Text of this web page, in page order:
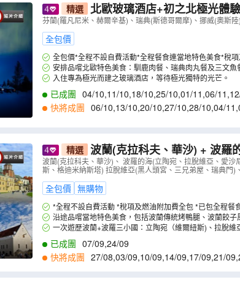
精選 北歐玻璃酒店+初之北極光體
之旅、一次過參觀市政廳、華莎戰船/露
德烈城堡
芬蘭(羅凡尼米、赫爾辛基)、瑞典(斯德哥爾摩)、挪威(奧斯
全包價
全包價*全程不設自費活動*全程餐食連當地特色美食*稅
安排品嚐北歐特色美食：馴鹿肉餐、瑞典肉丸餐及三文
入住專為極光而建之玻璃酒店，等待極光獨特的光芒。
已成團 04/10,11/10,18/10,25/10,01/11 ,06/11 ,
快將成團 06/10,13/10,20/10,27/10,28/10,04/11 ,
精選 波蘭(克拉科夫、華沙) + 波羅
爾辛基)深度探索中世紀古跡之旅10天團
波蘭(克拉科夫、華沙)、 波羅的海(立陶宛、拉脫維亞、愛
斯、格迪米納斯塔) 拉脫維亞(黑人頭宮、三兄弟屋、瑞典門)
全包價 無購物
*全程不設自費活動 *稅項及燃油附加費全包 *已包全程餐
沿途品嚐當地特色美食，包括波蘭傳統烤鴨腿、波蘭餃
排。一次遊歷波蘭+波羅三小國：立陶宛（維爾紐斯)、拉脫
遺產，值得細意觀看。
已成團 07/09,24/09
快將成團 27/08,03/09,10/09,14/09,17/09,21/09,